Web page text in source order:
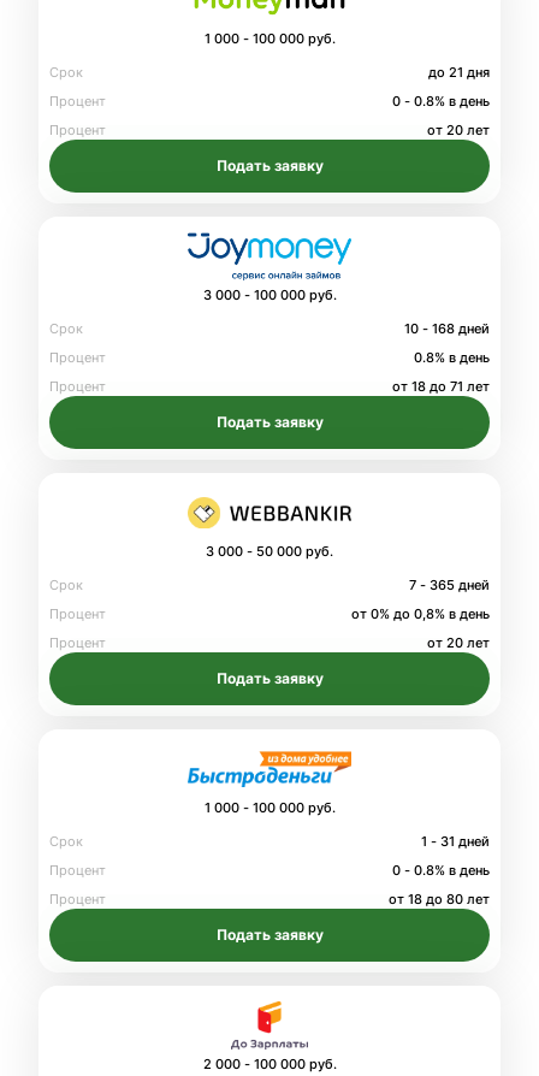
1 000 - 100 000 руб.
Срок
до 21 дня
Процент
0 - 0.8% в день
Процент
от 20 лет
Подать заявку
3 000 - 100 000 руб.
Срок
10 - 168 дней
Процент
0.8% в день
Процент
от 18 до 71 лет
Подать заявку
3 000 - 50 000 руб.
Срок
7 - 365 дней
Процент
от 0% до 0,8% в день
Процент
от 20 лет
Подать заявку
1 000 - 100 000 руб.
Срок
1 - 31 дней
Процент
0 - 0.8% в день
Процент
от 18 до 80 лет
Подать заявку
2 000 - 100 000 руб.